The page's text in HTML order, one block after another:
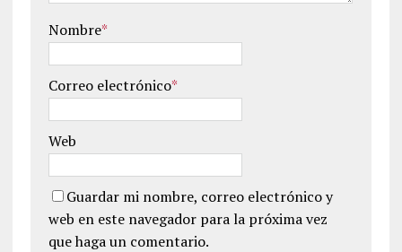
Nombre*
Correo electrónico*
Web
Guardar mi nombre, correo electrónico y
web en este navegador para la próxima vez
que haga un comentario.